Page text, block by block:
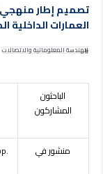
العمارات الداخلية
الهندسة المعلوماتية والاتصالات
الباحثون
المشاركون
منشور في